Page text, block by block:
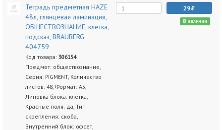
Тетрадь предметная HAZE
48л, глянцевая ламинация,
ОБЩЕСТВОЗНАНИЕ, клетка,
подсказ, BRAUBERG
404759
Код товара: 306154
Предмет: обществознание,
Серия: PIGMENT, Количество
листов: 48, Формат: А5,
Линовка блока: клетка,
Красные поля: да, Тип
скрепления: скоба,
Внутренний блок: офсет,
29
В наличии